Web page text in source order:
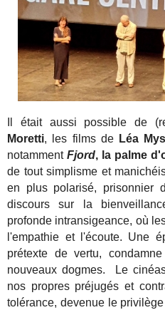
Il était aussi possible de
Moretti, les films de Léa
notammentFjord, la palme
de tout simplisme et
en plus polarisé, prisonnier
discours sur la
profonde intransigeance, où
l'empathie et l'écoute. Une
prétexte de vertu,
nouveaux dogmes. Le
nos propres préjugés et
tolérance, devenue le